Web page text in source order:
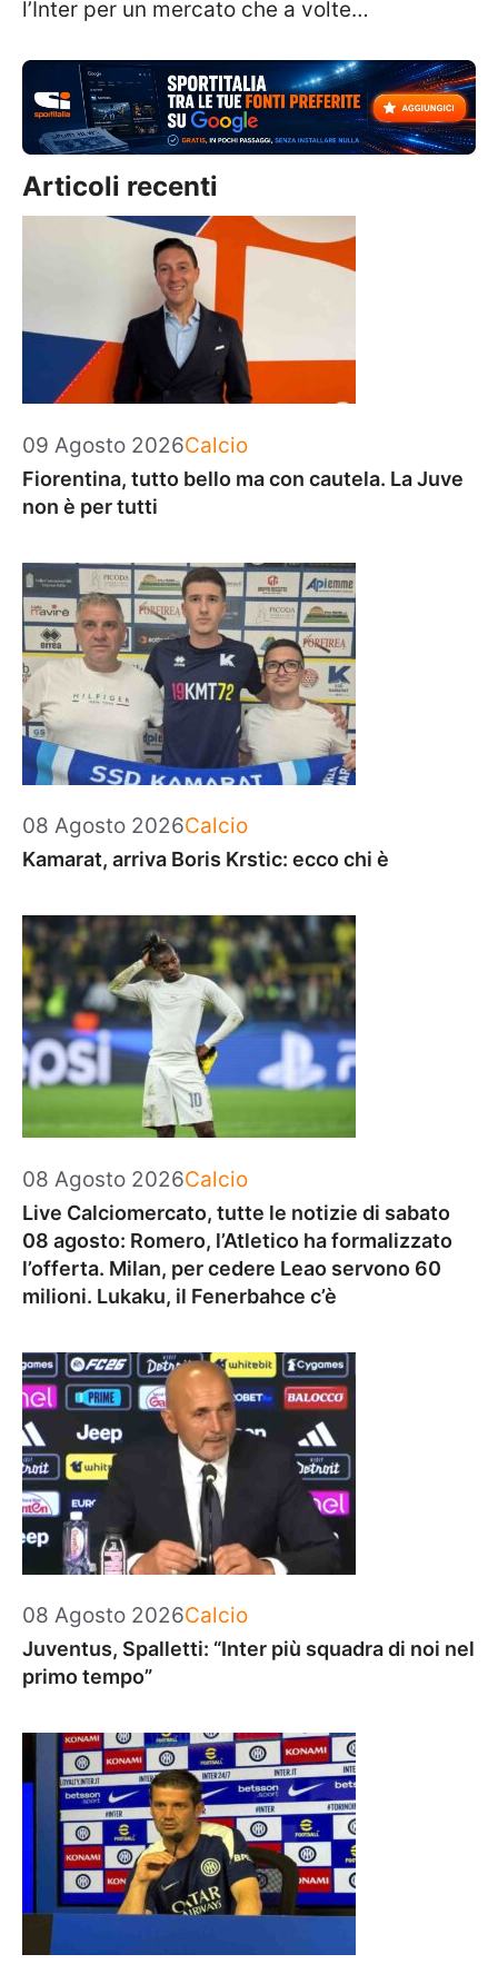
l’Inter per un mercato che a volte…
Articoli recenti
09 Agosto 2026Categorie
Calcio
Fiorentina, tutto bello ma con cautela. La Juve
non è per tutti
08 Agosto 2026Categorie
Calcio
Kamarat, arriva Boris Krstic: ecco chi è
08 Agosto 2026Categorie
Calcio
Live Calciomercato, tutte le notizie di sabato
08 agosto: Romero, l’Atletico ha formalizzato
l’offerta. Milan, per cedere Leao servono 60
milioni. Lukaku, il Fenerbahce c’è
08 Agosto 2026Categorie
Calcio
Juventus, Spalletti: “Inter più squadra di noi nel
primo tempo”